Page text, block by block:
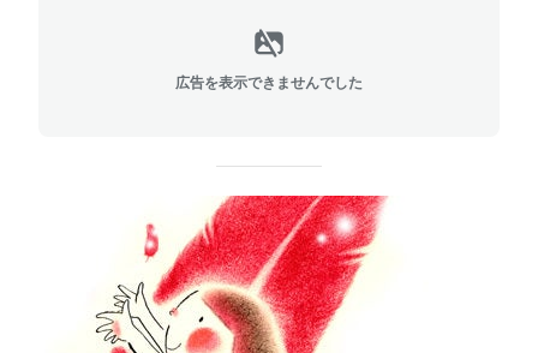
広告を表示できませんでした